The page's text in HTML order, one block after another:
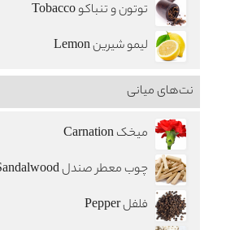
توتون و تنباکو Tobacco
لیمو شیرین Lemon
نت‌های میانی
میخک Carnation
چوب معطر صندل Sandalwood
فلفل Pepper